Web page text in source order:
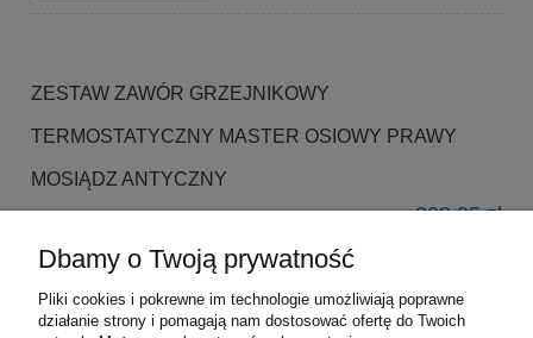
ZESTAW ZAWÓR GRZEJNIKOWY
TERMOSTATYCZNY MASTER OSIOWY PRAWY
MOSIĄDZ ANTYCZNY
208,95 zł
Dbamy o Twoją prywatność
Pliki cookies i pokrewne im technologie umożliwiają poprawne
działanie strony i pomagają nam dostosować ofertę do Twoich